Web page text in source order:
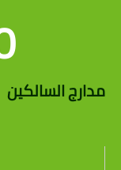
مدارج السالكين